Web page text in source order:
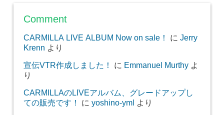
Comment
CARMILLA LIVE ALBUM Now on sale！ に Jerry
Krenn より
宣伝VTR作成しました！
に Emmanuel Murthyよ
り
CARMILLAのLIVEアルバム、グレードアップし
ての販売です！
に yoshino-yml より